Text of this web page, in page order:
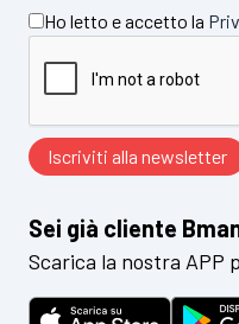
Ho letto e accetto la
Sei già cliente
Scarica la nostra APP